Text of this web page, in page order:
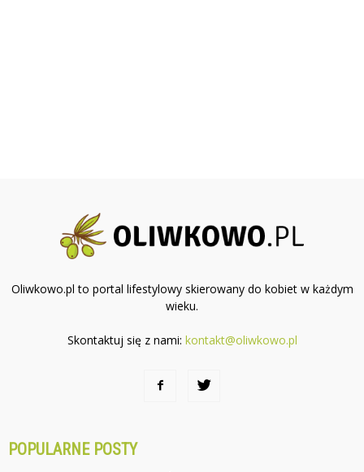
Oliwkowo.pl to portal lifestylowy skierowany do kobiet w każdym
wieku.
Skontaktuj się z nami: kontakt@oliwkowo.pl
POPULARNE POSTY